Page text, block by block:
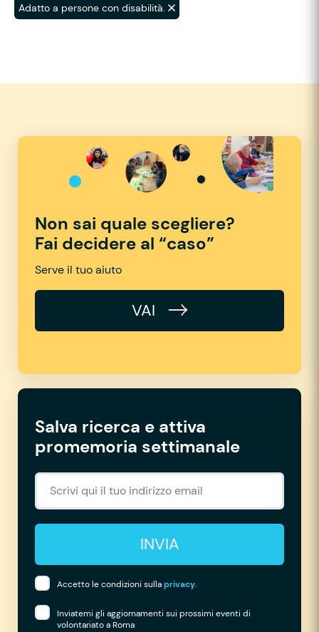
Adatto a persone con disabilità.
Non sai quale scegliere?
Fai decidere al “caso”
Serve il tuo aiuto
VAI
Salva ricerca e attiva
promemoria settimanale
INVIA
Accetto le condizioni sullaprivacy.
Inviatemi gli aggiornamenti sui prossimi eventi di
volontariato a Roma